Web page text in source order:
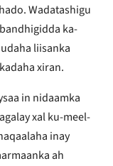
Wadatashigu
ka-
liisanka
xiran.
in nidaamka
xal ku-meel-
inay
ah